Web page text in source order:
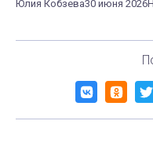
Юлия Кобзева30 июня 2026